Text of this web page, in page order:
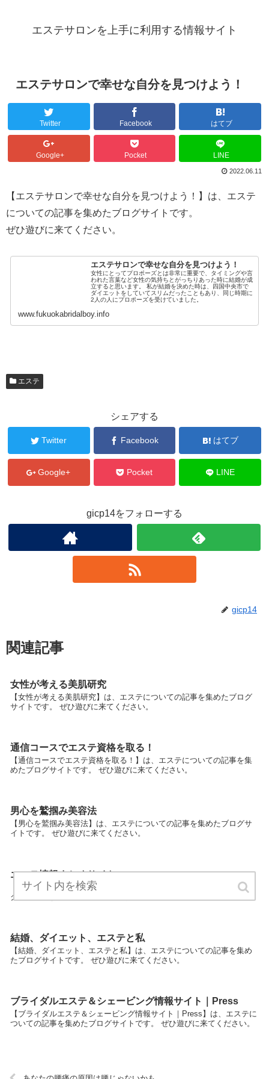
エステサロンを上手に利用する情報サイト
エステサロンで幸せな自分を見つけよう！
Twitter Facebook はてブ
Google+ Pocket LINE
2022.06.11
【エステサロンで幸せな自分を見つけよう！】は、エステ
についての記事を集めたブログサイトです。
ぜひ遊びに来てください。
エステサロンで幸せな自分を見つけよう！
女性にとってプロポーズとは非常に重要で、タイミングや言
われた言葉など女性の気持ちとがっちりあった時に結婚が成
立すると思います。 私が結婚を決めた時は、四国中央市で
ダイエットをしていてスリムだったこともあり、同じ時期に
2人の人にプロポーズを受けていました。
www.fukuokabridalboy.info
エステ
シェアする
Twitter Facebook はてブ
Google+ Pocket LINE
gicp14をフォローする
gicp14
関連記事
女性が考える美肌研究
【女性が考える美肌研究】は、エステについての記事を集めたブログ
サイトです。 ぜひ遊びに来てください。
通信コースでエステ資格を取る！
【通信コースでエステ資格を取る！】は、エステについての記事を集
めたブログサイトです。 ぜひ遊びに来てください。
男心を鷲掴み美容法
【男心を鷲掴み美容法】は、エステについての記事を集めたブログサ
イトです。 ぜひ遊びに来てください。
エステ情報まとめサイト
【エステ情報まとめサイト】は、エステについての記事を集めたブロ
グサイトです。 ぜひ遊びに来てください。
結婚、ダイエット、エステと私
【結婚、ダイエット、エステと私】は、エステについての記事を集め
たブログサイトです。 ぜひ遊びに来てください。
ブライダルエステ＆シェービング情報サイト｜Press
【ブライダルエステ＆シェービング情報サイト｜Press】は、エステに
ついての記事を集めたブログサイトです。 ぜひ遊びに来てください。